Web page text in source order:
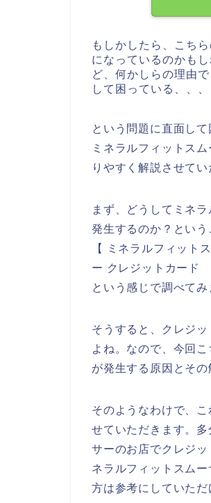
もしかしたら、こち
になっているのかも
ど、何かしらの理由
して困っている、、、
という問題に直面し
ミネラルフィットス
りやすく解説させてい
まず、どうしてミネ
発生するのか？とい
【 ミネラルフィット
ー クレジットカード
という感じで調べてみ
そうすると、クレジ
よね。なので、今回
が発生する原因とそ
そのようなわけで、
せていただきます。
サーのお店でクレジ
ネラルフィットスム
方は参考にしていただ